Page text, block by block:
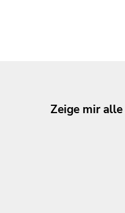
Zeige mir alle